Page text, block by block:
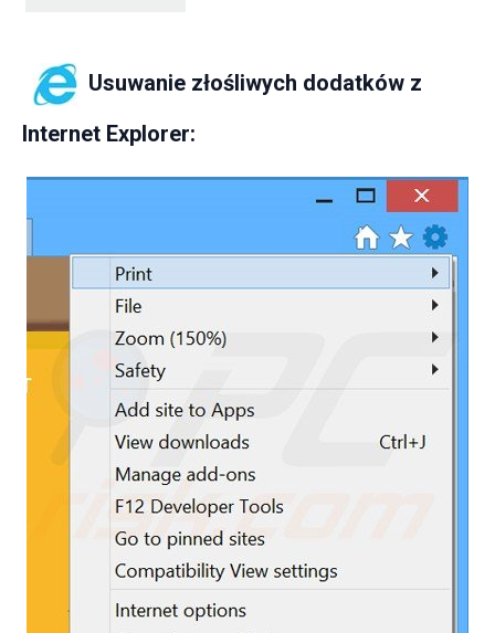
Usuwanie złośliwych dodatków z
Internet Explorer: